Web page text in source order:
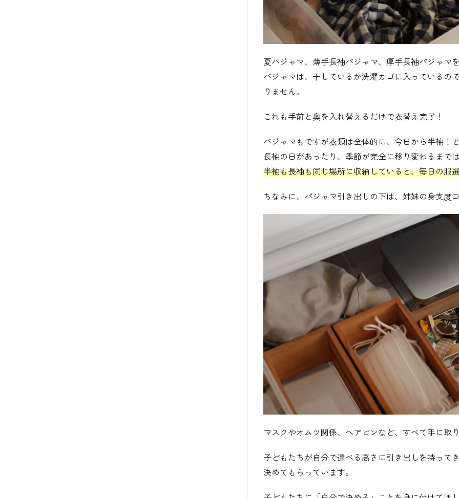
夏パジャマ、薄手長袖パジャマ、厚手長袖パジャマ
パジャマは、干しているか洗濯カゴに入っているの
りません。
これも手前と奥を入れ替えるだけで衣替え完了！
パジャマもですが衣類は全体的に、今日から半袖！
長袖の日があったり、季節が完全に移り変わるまで
半袖も長袖も同じ場所に収納していると、毎日の服
ちなみに、パジャマ引き出しの下は、姉妹の身支度
マスクやオムツ関係、ヘアピンなど、すべて手に取
子どもたちが自分で選べる高さに引き出しを持って
決めてもらっています。